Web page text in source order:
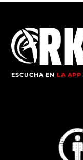
ESCUCHA ENLA APP